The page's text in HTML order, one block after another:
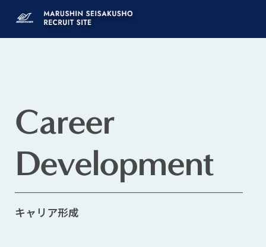
キ
ャ
形
成・
研
修
Career
Development
キャリア形成